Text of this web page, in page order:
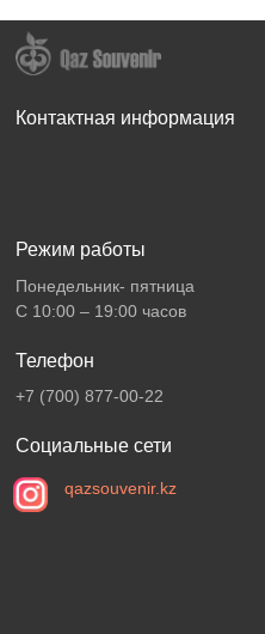
Контактная информация
Режим работы
Понедельник- пятница
С 10:00 – 19:00 часов
Телефон
+7 (700) 877-00-22
Социальные сети
qazsouvenir.kz